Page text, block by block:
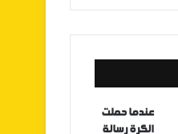
عندما حملت
الكرة رسالة